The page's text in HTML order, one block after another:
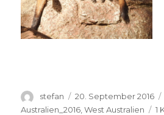
Autor
stefan
Veröffentlicht
am
20. September 2016
Australien_2016 ,West Australien 1